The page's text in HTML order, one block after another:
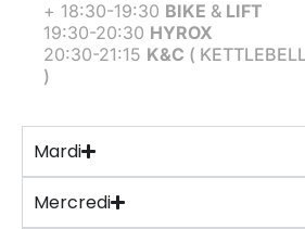
+ 18:30-19:30 BIKE & LIFT
19:30-20:30 HYROX
20:30-21:15 K&C (
)
Mardi
Mercredi